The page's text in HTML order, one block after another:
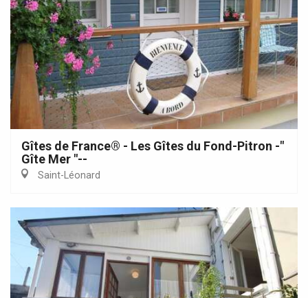
Gîtes de France® - Les Gîtes du Fond-Pitron -"
Gîte Mer "--
Saint-Léonard